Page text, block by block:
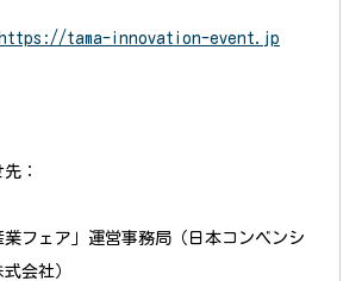
https://tama-innovation-event.jp
：
業フェア」運営事務局（日本コンベンシ
会社）